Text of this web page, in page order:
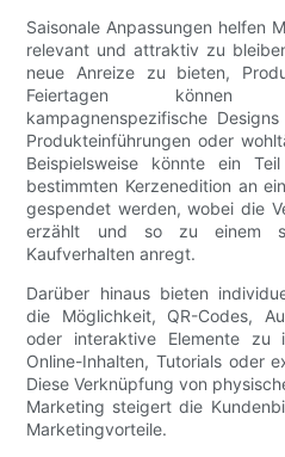
Saisonale Anpassungen helfen
relevant und attraktiv zu
neue Anreize zu bieten,
Feiertagen können
kampagnenspezifische
Produkteinführungen oder
Beispielsweise könnte ein
bestimmten Kerzenedition an
gespendet werden, wobei die
erzählt und so zu einem
Kaufverhalten anregt.
Darüber hinaus bieten
die Möglichkeit, QR-Codes,
oder interaktive Elemente zu
Online-Inhalten, Tutorials oder
Diese Verknüpfung von
Marketing steigert die
Marketingvorteile.